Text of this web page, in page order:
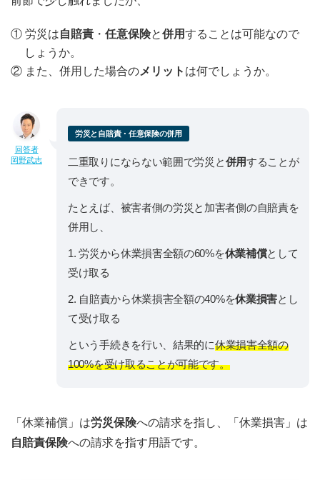
① 労災は自賠責 ・ 任意保険と併用することは可能なので
しょうか。
② また、併用した場合のメリット は何でしょうか。
回答者
岡野武志
労災と自賠責・任意保険の併用
二重取りにならない範囲で労災と併用することが
できです。
たとえば、被害者側の労災と加害者側の自賠責を
併用し、
1. 労災から休業損害全額の60%を休業補償として
受け取る
2. 自賠責から休業損害全額の40%を休業損害とし
て受け取る
という手続きを行い、結果的に休業損害全額の
100%を受け取ることが可能です。
「休業補償」は労災保険への請求を指し、「休業損害」は
自賠責保険への請求を指す用語です。